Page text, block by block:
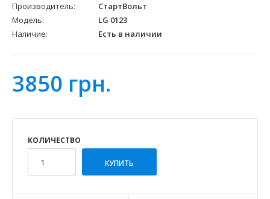
Производитель:
СтартВольт
Модель:
LG 0123
Наличие:
Есть в наличии
3850 грн.
КОЛИЧЕСТВО